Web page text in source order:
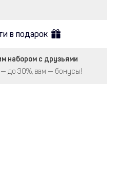
в подарок
набором с друзьями
до 30%, вам — бонусы!